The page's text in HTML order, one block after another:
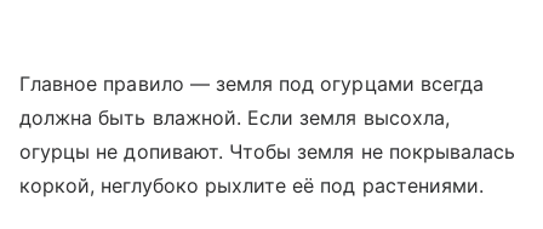
Главное правило — земля под огурцами всегда
должна быть влажной. Если земля высохла,
огурцы не допивают. Чтобы земля не покрывалась
коркой, неглубоко рыхлите её под растениями.